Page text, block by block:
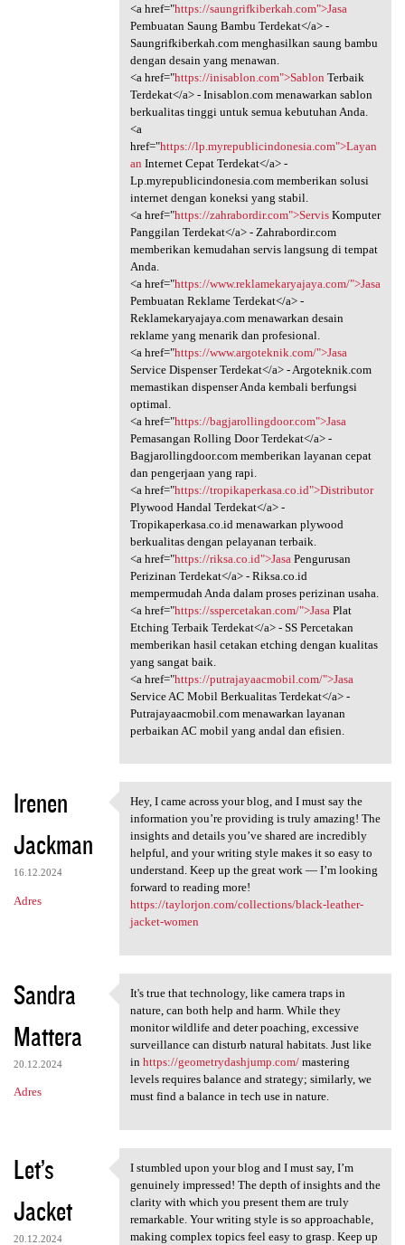
<a href="https://saungrifkiberkah.com">Jasa
Pembuatan Saung Bambu Terdekat</a> -
Saungrifkiberkah.com menghasilkan saung bambu
dengan desain yang menawan.
<a href="https://inisablon.com">Sablon Terbaik
Terdekat</a> - Inisablon.com menawarkan sablon
berkualitas tinggi untuk semua kebutuhan Anda.
<a
href="https://lp.myrepublicindonesia.com">Layan
an Internet Cepat Terdekat</a> -
Lp.myrepublicindonesia.com memberikan solusi
internet dengan koneksi yang stabil.
<a href="https://zahrabordir.com">ServisKomputer
Panggilan Terdekat</a> - Zahrabordir.com
memberikan kemudahan servis langsung di tempat
Anda.
<a href="https://www.reklamekaryajaya.com/">Jasa
Pembuatan Reklame Terdekat</a> -
Reklamekaryajaya.com menawarkan desain
reklame yang menarik dan profesional.
<a href="https://www.argoteknik.com/">Jasa
Service Dispenser Terdekat</a> - Argoteknik.com
memastikan dispenser Anda kembali berfungsi
optimal.
<a href="https://bagjarollingdoor.com">Jasa
Pemasangan Rolling Door Terdekat</a> -
Bagjarollingdoor.com memberikan layanan cepat
dan pengerjaan yang rapi.
<a href="https://tropikaperkasa.co.id">Distributor
Plywood Handal Terdekat</a> -
Tropikaperkasa.co.id menawarkan plywood
berkualitas dengan pelayanan terbaik.
<a href="https://riksa.co.id">Jasa Pengurusan
Perizinan Terdekat</a> - Riksa.co.id
mempermudah Anda dalam proses perizinan usaha.
<a href="https://sspercetakan.com/">Jasa Plat
Etching Terbaik Terdekat</a> - SS Percetakan
memberikan hasil cetakan etching dengan kualitas
yang sangat baik.
<a href="https://putrajayaacmobil.com/">Jasa
Service AC Mobil Berkualitas Terdekat</a> -
Putrajayaacmobil.com menawarkan layanan
perbaikan AC mobil yang andal dan efisien.
Irenen
Jackman
16.12.2024
Adres
Hey, I came across your blog,
Hey, I came across your blog, and I must say the
information you’re providing is truly amazing! The
insights and details you’ve shared are incredibly
helpful, and your writing style makes it so easy to
understand. Keep up the great work — I’m looking
forward to reading more!
https://taylorjon.com/collections/black-leather-
jacket-women
Sandra
Mattera
20.12.2024
Adres
It's true that technology,
It's true that technology, like camera traps in
nature, can both help and harm. While they
monitor wildlife and deter poaching, excessive
surveillance can disturb natural habitats. Just like
in https://geometrydashjump.com/mastering
levels requires balance and strategy; similarly, we
must find a balance in tech use in nature.
Let’s
Jacket
20.12.2024
I stumbled upon your blog and
I stumbled upon your blog and I must say, I’m
genuinely impressed! The depth of insights and the
clarity with which you present them are truly
remarkable. Your writing style is so approachable,
making complex topics feel easy to grasp. Keep up